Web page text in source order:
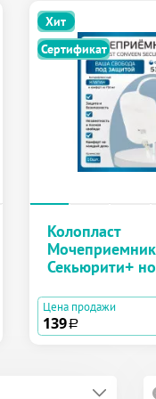
Хит
Сертификат
Колопласт
Секьюрити+
см, объем
(5167)
Цена продажи
139a